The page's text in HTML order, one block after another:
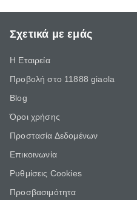
Σχετικά με εμάς
Η Εταιρεία
Προβολή στο 11888 giaola
Blog
Όροι χρήσης
Προστασία Δεδομένων
Επικοινωνία
Ρυθμίσεις Cookies
Προσβασιμότητα